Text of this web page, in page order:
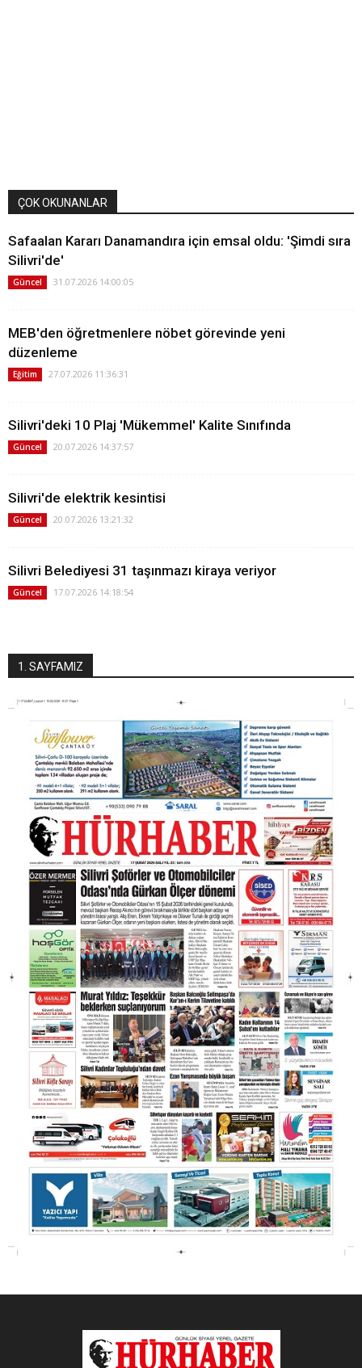
ÇOK OKUNANLAR
Safaalan Kararı Danamandıra için emsal oldu: 'Şimdi sıra
Silivri'de'
Güncel 31.07.2026 14:00:05
MEB'den öğretmenlere nöbet görevinde yeni
düzenleme
Eğitim 27.07.2026 11:36:31
Silivri'deki 10 Plaj 'Mükemmel' Kalite Sınıfında
Güncel 20.07.2026 14:37:57
Silivri'de elektrik kesintisi
Güncel 20.07.2026 13:21:32
Silivri Belediyesi 31 taşınmazı kiraya veriyor
Güncel 17.07.2026 14:18:54
1. SAYFAMIZ